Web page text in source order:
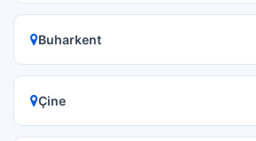
Buharkent
Çine